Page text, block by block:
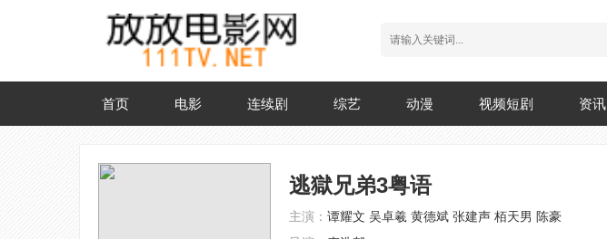
首页 电影 连续剧 综艺 动漫 视频短剧 资讯
逃獄兄弟3粤语
主演： 谭耀文 吴卓羲 黄德斌 张建声 栢天男 陈豪